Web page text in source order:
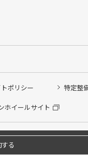
ポリシー 特定整
ホイールサイト
Co.,Ltd. All rights Reserved.
る
択ください